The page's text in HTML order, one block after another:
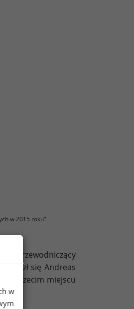
w 2015 roku"
przewodniczący
się Andreas
Na trzecim miejscu
w